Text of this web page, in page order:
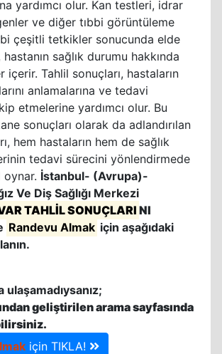
yardımcı olur. Kan testleri, idrar
ve diğer tıbbi görüntüleme
çeşitli tetkikler sonucunda elde
sağlık durumu hakkında
içerir. Tahlil sonuçları, hastaların
anlamalarına ve tedavi
etmelerine yardımcı olur. Bu
sonuçları olarak da adlandırılan
hem hastaların hem de sağlık
tedavi sürecini yönlendirmede
İstanbul- (Avrupa)-
Ve Diş Sağlığı Merkezi
TAHLİL SONUÇLARI NI
Randevu Almak için aşağıdaki
ulaşamadıysanız;
geliştirilen arama sayfasında
için TIKLA!